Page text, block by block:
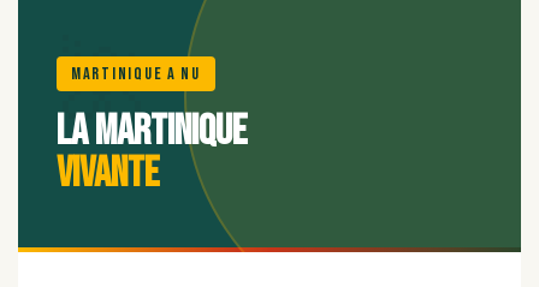
🌺
Martinique A Nu
La Martinique
vivante